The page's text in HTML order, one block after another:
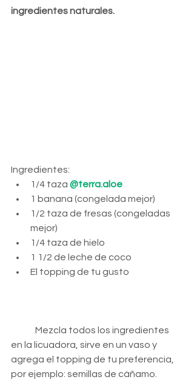
ingredientes naturales.
Ingredientes:
1/4 taza @terra.aloe
1 banana (congelada mejor)
1/2 taza de fresas (congeladas
mejor)
1/4 taza de hielo
1 1/2 de leche de coco
El topping de tu gusto
Mezcla todos los ingredientes
en la licuadora, sirve en un vaso y
agrega el topping de tu preferencia
por ejemplo: semillas de cáñamo.